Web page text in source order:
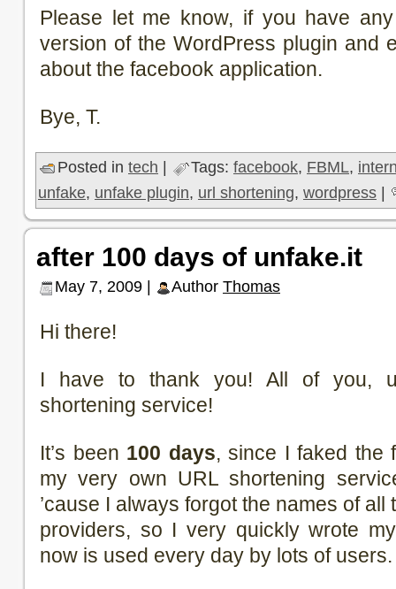
Please let me know, if you have
version of the WordPress plugin and
about the facebook application.
Bye, T.
Posted in tech Tags: facebook, FBML,
unfake, unfake plugin, url shortening, wordpress
after 100 days of unfake.it
May 7, 2009 | Author Thomas
Hi there!
I have to thank you! All of you,
shortening service!
It’s been 100 days, since I faked the
my very own URL shortening
’cause I always forgot the names of
providers, so I very quickly wrote
now is used every day by lots of users.